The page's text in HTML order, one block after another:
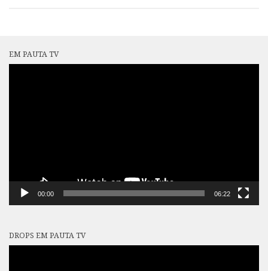
EM PAUTA TV
00:00 06:22
DROPS EM PAUTA TV